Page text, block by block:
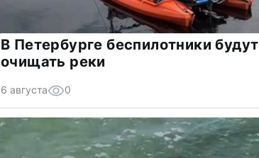
В Петербурге беспилотники будут
очищать реки
6 августа 0